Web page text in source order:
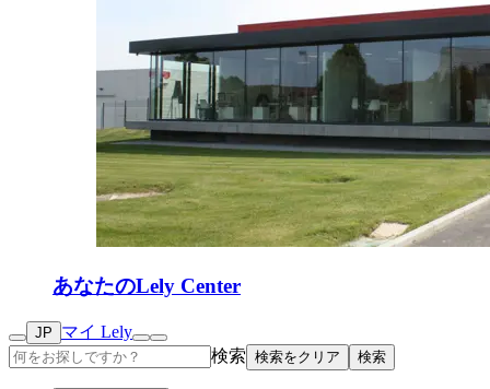
あなたのLely Center
JP
マイ Lely
検索 検索をクリア 検索